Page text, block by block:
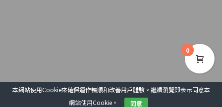
COPYRIGHT 2020 © 基督教文藝出版社
0
本網站使用Cookie來確保運作暢順和改善用戶體驗。繼續瀏覽即表示同意本
網站使用Cookie。
同意